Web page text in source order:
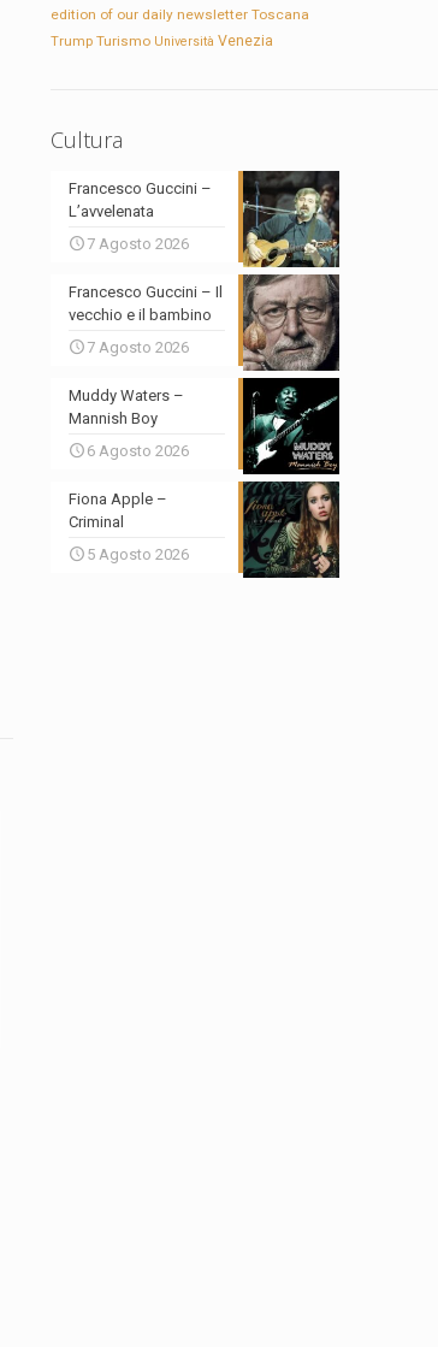
edition of our daily newsletter Toscana
Trump Turismo Università Venezia
Cultura
Francesco Guccini –
L’avvelenata
7 Agosto 2026
Francesco Guccini – Il
vecchio e il bambino
7 Agosto 2026
Muddy Waters –
Mannish Boy
6 Agosto 2026
Fiona Apple –
Criminal
5 Agosto 2026